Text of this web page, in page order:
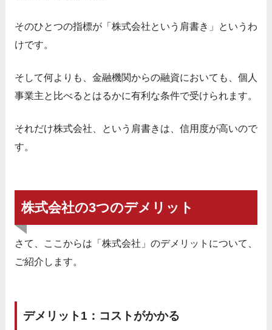
そのひとつの指標が「株式会社という肩書き」というわ
けです。
そして何よりも、金融機関からの融資においても、個人
事業主と比べるとはるかに有利な条件で受けられます。
それだけ株式会社、という肩書きは、信用度が高いので
す。
株式会社の3つのデメリット
さて、ここからは「株式会社」のデメリットについて、
ご紹介します。
デメリット1：コストがかかる